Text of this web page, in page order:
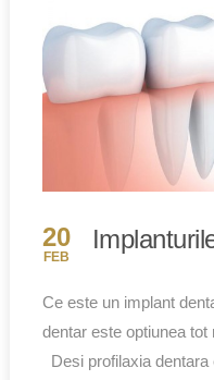
20
FEB
Ce este un implant
dentar este optiunea
Desi profilaxia